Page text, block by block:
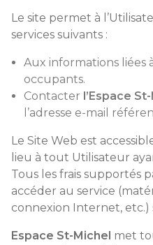
Le site permet à
services suivants :
Aux informations liées
occupants.
Contacter l’Espace
l’adresse e-mail
Le Site Web est
lieu à tout Utilisateur
Tous les frais supportés
accéder au service
connexion Internet, etc.)
Espace St-Michel met